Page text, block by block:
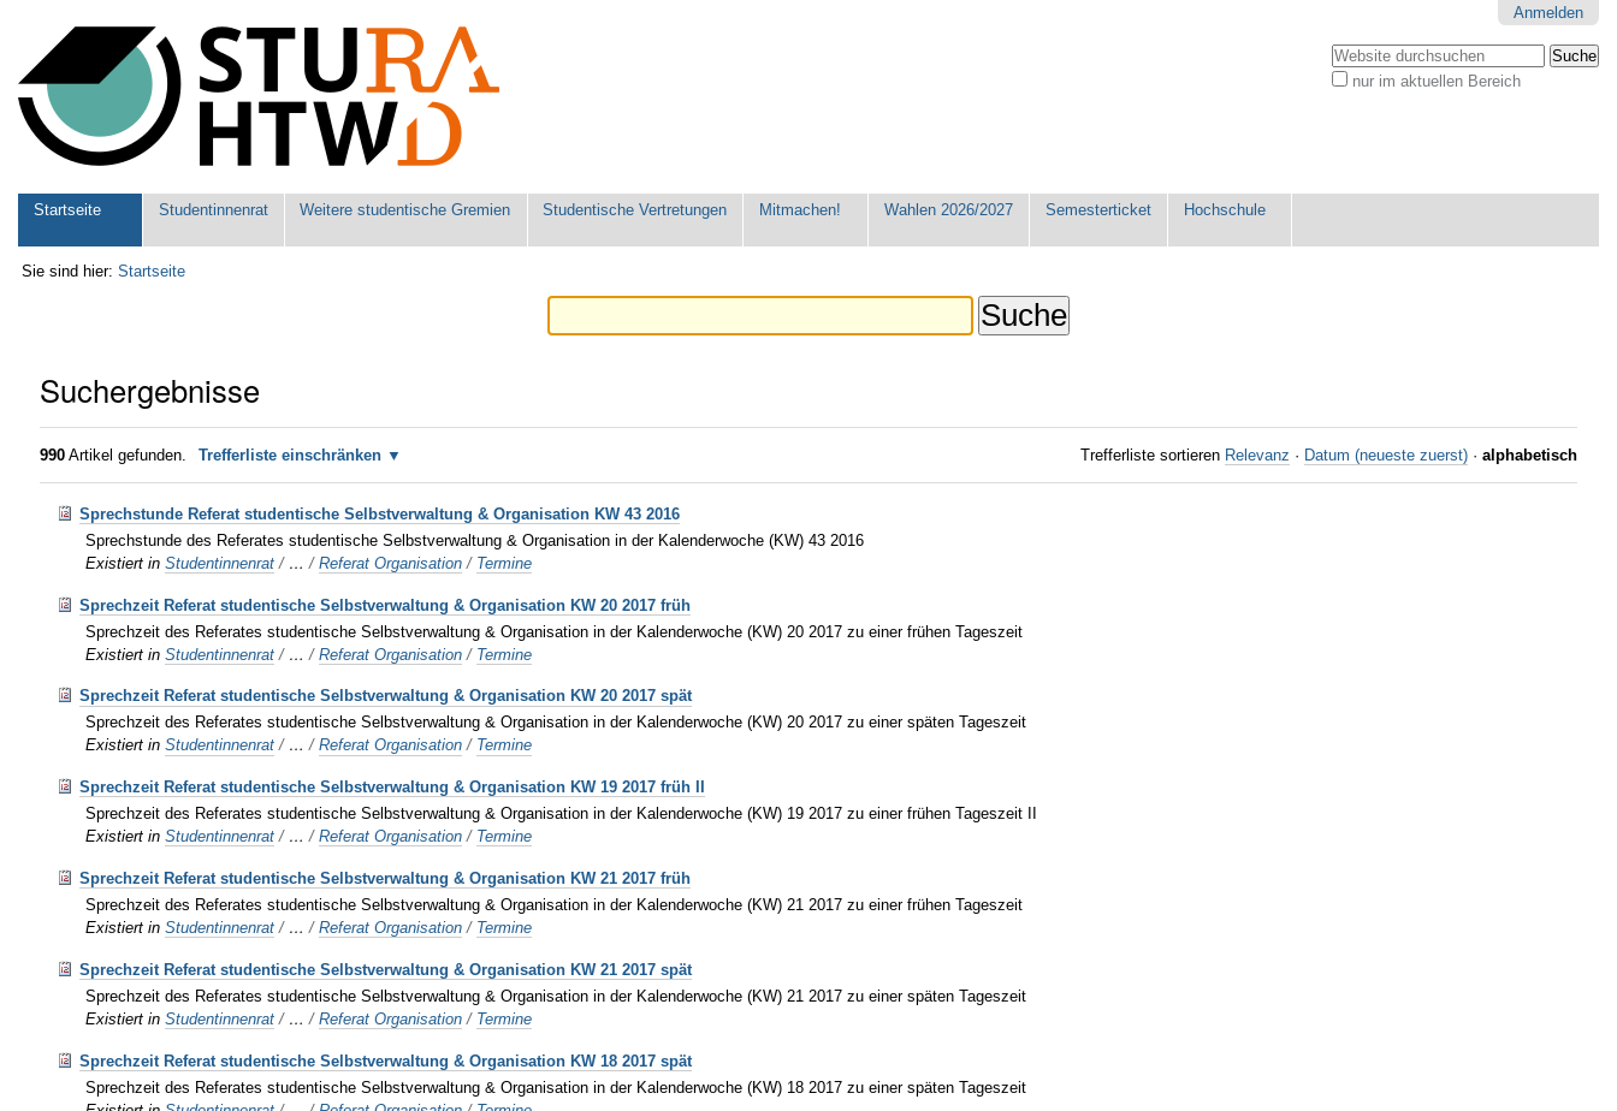
Werkzeuge
Anmelden
Website durchsuchen
nur im aktuellen Bereich
Sektionen
Startseite Studentinnenrat Weitere studentische Gremien Studentische Vertretungen Mitmachen! Wahlen 2026/2027 Semesterticket Hochschule
Sie sind hier: Startseite
Suchergebnisse
990 Artikel gefunden. Trefferliste einschränken Trefferliste sortieren Relevanz · Datum (neueste zuerst) · alphabetisch
Sprechstunde Referat studentische Selbstverwaltung & Organisation KW 43 2016
Sprechstunde des Referates studentische Selbstverwaltung & Organisation in der Kalenderwoche (KW) 43 2016
Existiert in Studentinnenrat / …/Referat Organisation / Termine
Sprechzeit Referat studentische Selbstverwaltung & Organisation KW 20 2017 früh
Sprechzeit des Referates studentische Selbstverwaltung & Organisation in der Kalenderwoche (KW) 20 2017 zu einer frühen Tageszeit
Existiert in Studentinnenrat / …/Referat Organisation / Termine
Sprechzeit Referat studentische Selbstverwaltung & Organisation KW 20 2017 spät
Sprechzeit des Referates studentische Selbstverwaltung & Organisation in der Kalenderwoche (KW) 20 2017 zu einer späten Tageszeit
Existiert in Studentinnenrat / …/Referat Organisation / Termine
Sprechzeit Referat studentische Selbstverwaltung & Organisation KW 19 2017 früh II
Sprechzeit des Referates studentische Selbstverwaltung & Organisation in der Kalenderwoche (KW) 19 2017 zu einer frühen Tageszeit II
Existiert in Studentinnenrat / …/Referat Organisation / Termine
Sprechzeit Referat studentische Selbstverwaltung & Organisation KW 21 2017 früh
Sprechzeit des Referates studentische Selbstverwaltung & Organisation in der Kalenderwoche (KW) 21 2017 zu einer frühen Tageszeit
Existiert in Studentinnenrat / …/Referat Organisation / Termine
Sprechzeit Referat studentische Selbstverwaltung & Organisation KW 21 2017 spät
Sprechzeit des Referates studentische Selbstverwaltung & Organisation in der Kalenderwoche (KW) 21 2017 zu einer späten Tageszeit
Existiert in Studentinnenrat / …/Referat Organisation / Termine
Sprechzeit Referat studentische Selbstverwaltung & Organisation KW 18 2017 spät
Sprechzeit des Referates studentische Selbstverwaltung & Organisation in der Kalenderwoche (KW) 18 2017 zu einer späten Tageszeit